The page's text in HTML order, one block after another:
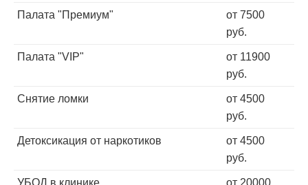
Палата "Премиум"
от 7500
руб.
Палата "VIP"
от 11900
руб.
Снятие ломки
от 4500
руб.
Детоксикация от наркотиков
от 4500
руб.